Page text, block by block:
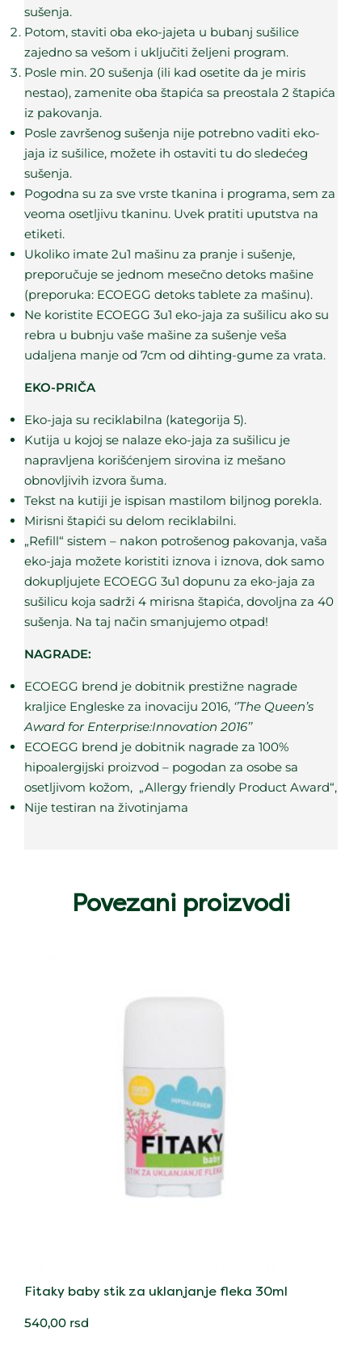
sušenja.
Potom, staviti oba eko-jajeta u bubanj sušilice
zajedno sa vešom i uključiti željeni program.
Posle min. 20 sušenja (ili kad osetite da je miris
nestao), zamenite oba štapića sa preostala 2 štapića
iz pakovanja.
Posle završenog sušenja nije potrebno vaditi eko-
jaja iz sušilice, možete ih ostaviti tu do sledećeg
sušenja.
Pogodna su za sve vrste tkanina i programa, sem za
veoma osetljivu tkaninu. Uvek pratiti uputstva na
etiketi.
Ukoliko imate 2u1 mašinu za pranje i sušenje,
preporučuje se jednom mesečno detoks mašine
(preporuka: ECOEGG detoks tablete za mašinu).
Ne koristite ECOEGG 3u1 eko-jaja za sušilicu ako su
rebra u bubnju vaše mašine za sušenje veša
udaljena manje od 7cm od dihting-gume za vrata.
EKO-PRIČA
Eko-jaja su reciklabilna (kategorija 5).
Kutija u kojoj se nalaze eko-jaja za sušilicu je
napravljena korišćenjem sirovina iz mešano
obnovljivih izvora šuma.
Tekst na kutiji je ispisan mastilom biljnog porekla.
Mirisni štapići su delom reciklabilni.
„Refill“ sistem – nakon potrošenog pakovanja, vaša
eko-jaja možete koristiti iznova i iznova, dok samo
dokupljujete ECOEGG 3u1 dopunu za eko-jaja za
sušilicu koja sadrži 4 mirisna štapića, dovoljna za 40
sušenja. Na taj način smanjujemo otpad!
NAGRADE:
ECOEGG brend je dobitnik prestižne nagrade
kraljice Engleske za inovaciju 2016, ‘’The Queen’s
Award for Enterprise:Innovation 2016’’
ECOEGG brend je dobitnik nagrade za 100%
hipoalergijski proizvod – pogodan za osobe sa
osetljivom kožom, „Allergy friendly Product Award“,
Nije testiran na životinjama
Povezani proizvodi
Fitaky baby stik za uklanjanje fleka 30ml
540,00 rsd